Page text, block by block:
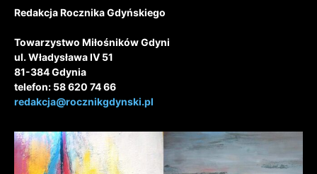
Redakcja Rocznika Gdyńskiego
Towarzystwo Miłośników Gdyni
ul. Władysława IV 51
81-384 Gdynia
telefon: 58 620 74 66
redakcja@rocznikgdynski.pl